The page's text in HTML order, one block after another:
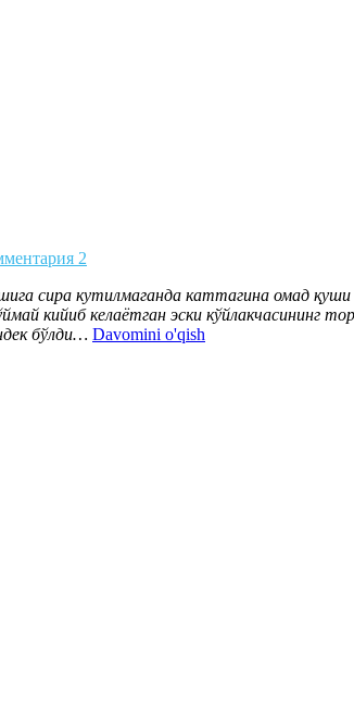
2
сира кутилмаганда каттагина омад
кийиб келаётган эски кўйлакчасининг
бўлди… Davomini o'qish